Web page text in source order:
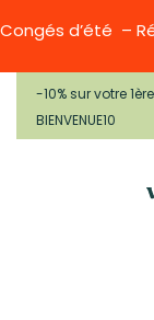
Congés d’été –
-10% sur votre
BIENVENUE10